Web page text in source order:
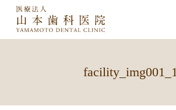
facility_img001_1